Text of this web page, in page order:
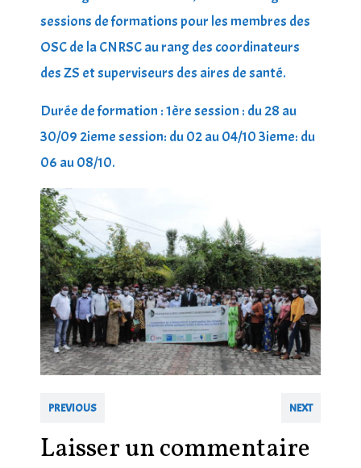
sessions de formations pour les membres des
OSC de la CNRSC au rang des coordinateurs
des ZS et superviseurs des aires de santé.
Durée de formation : 1ère session : du 28 au
30/09 2ieme session: du 02 au 04/10 3ieme: du
06 au 08/10.
PREVIOUS NEXT
Laisser un commentaire